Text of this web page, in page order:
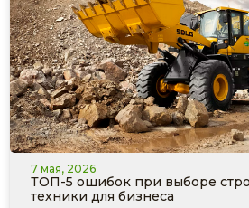
7 мая, 2026
ТОП-5 ошибок при выборе
техники для бизнеса